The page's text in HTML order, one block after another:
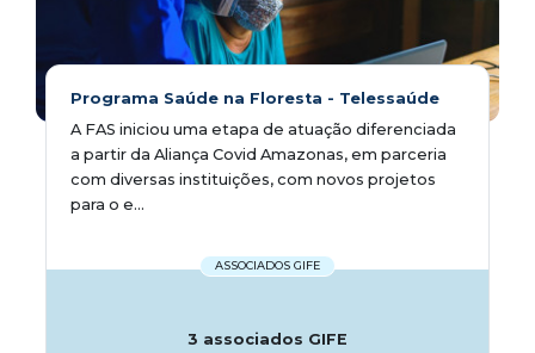
Programa Saúde na Floresta - Telessaúde
A FAS iniciou uma etapa de atuação diferenciada
a partir da Aliança Covid Amazonas, em parceria
com diversas instituições, com novos projetos
para o e...
ASSOCIADOS GIFE
3 associados GIFE